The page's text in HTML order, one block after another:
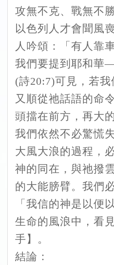
攻無不克、戰無不
以色列人才會聞風
人吟頌：「有人靠
我們要提到耶和華
(詩20:7)可見，若我
又順從祂話語的命
頭擋在前方，再大
我們依然不必驚慌
大風大浪的過程，
神的同在，與祂撥
的大能膀臂。我們
「我信的神是以便
生命的風浪中，看
手】。
結論：